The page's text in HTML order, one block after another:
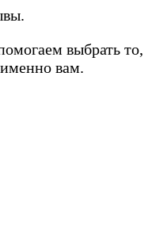
выбрать то,
вам.